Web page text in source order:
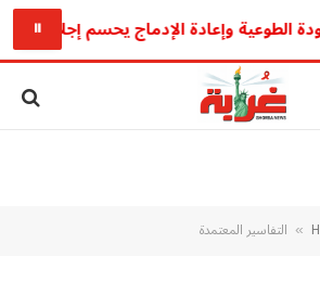
وإعادة الإدماج يحسم إجلاء 4305 مهاجرين من تونس في 2026 ⏸
» التفاسير المعتمدة